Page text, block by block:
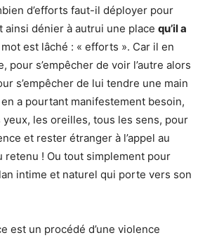
d’efforts faut-il déployer pour
ainsi dénier à autrui une place qu’il a
mot est lâché : « efforts ». Car il en
pour s’empêcher de voir l’autre alors
s’empêcher de lui tendre une main
a pourtant manifestement besoin,
les oreilles, tous les sens, pour
et rester étranger à l’appel au
retenu ! Ou tout simplement pour
intime et naturel qui porte vers son
est un procédé d’une violence